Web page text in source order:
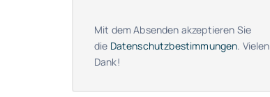
Mit dem Absenden akzeptieren Sie
die Datenschutzbestimmungen. Vielen
Dank!